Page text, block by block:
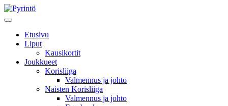
Etusivu
Liput
Kausikortit
Joukkueet
Korisliiga
Valmennus ja johto
Naisten Korisliiga
Valmennus ja johto